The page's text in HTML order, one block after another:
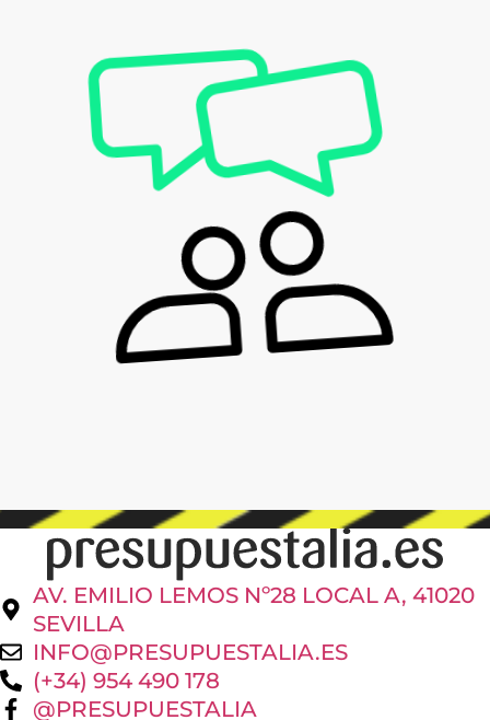
AV. EMILIO LEMOS Nº28 LOCAL A, 41020
SEVILLA
INFO@PRESUPUESTALIA.ES
(+34) 954 490 178
@PRESUPUESTALIA